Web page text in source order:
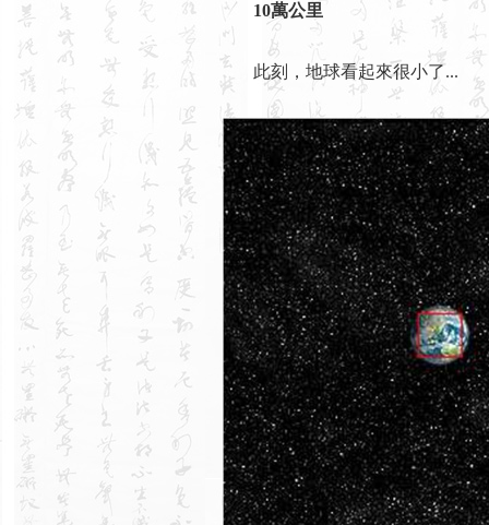
10萬公里
此刻，地球看起來很小了...